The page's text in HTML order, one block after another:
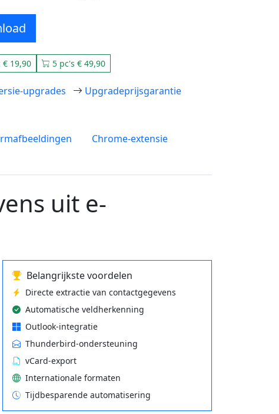
€ 19,90 5 pc's € 49,90
upgrades Upgradeprijsgarantie
Chrome-extensie
uit e-
Belangrijkste voordelen
Directe extractie van contactgegevens
Automatische veldherkenning
Outlook-integratie
Thunderbird-ondersteuning
vCard-export
Internationale formaten
Tijdbesparende automatisering